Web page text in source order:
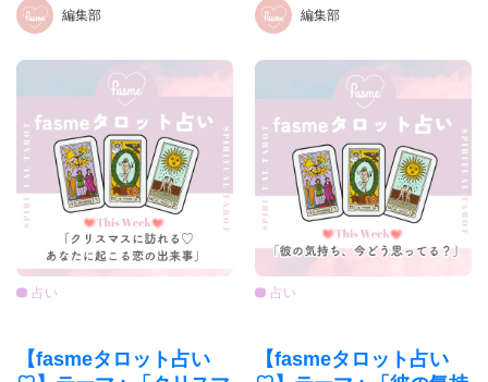
編集部 編集部
占い
【fasmeタロット占い
占い
【fasmeタロット占い